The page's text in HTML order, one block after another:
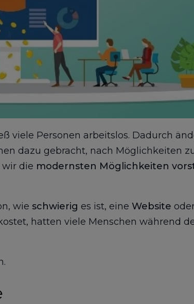
viele Personen arbeitslos. Dadurch
dazu gebracht, nach Möglichkeiten
wir die modernsten Möglichkeiten
wie schwierig es ist, eine Website
hatten viele Menschen während